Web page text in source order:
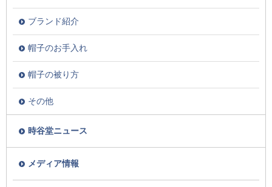
ブランド紹介
帽子のお手入れ
帽子の被り方
その他
時谷堂ニュース
メディア情報